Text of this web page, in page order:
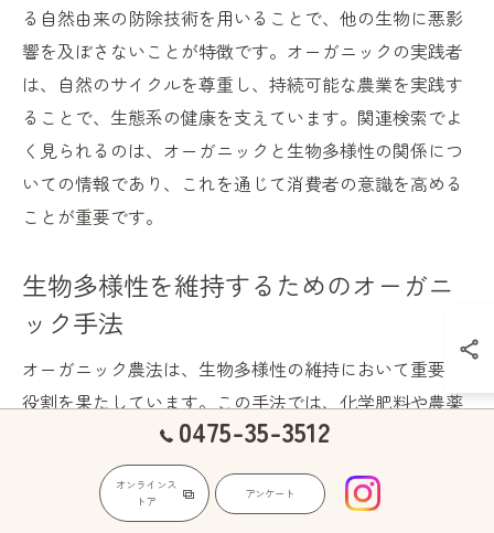
る自然由来の防除技術を用いることで、他の生物に悪影
響を及ぼさないことが特徴です。オーガニックの実践者
は、自然のサイクルを尊重し、持続可能な農業を実践す
ることで、生態系の健康を支えています。関連検索でよ
く見られるのは、オーガニックと生物多様性の関係につ
いての情報であり、これを通じて消費者の意識を高める
ことが重要です。
生物多様性を維持するためのオーガニ
ック手法
オーガニック農法は、生物多様性の維持において重要な
役割を果たしています。この手法では、化学肥料や農薬
を使用せず、自然の循環を活用することが基本です。例
えば、輪作やコンパニオンプランティングは、異なる植
物種の共存を促進し、単一作物による生態系の均一化を
0475-35-3512
オンラインス
トア
アンケート